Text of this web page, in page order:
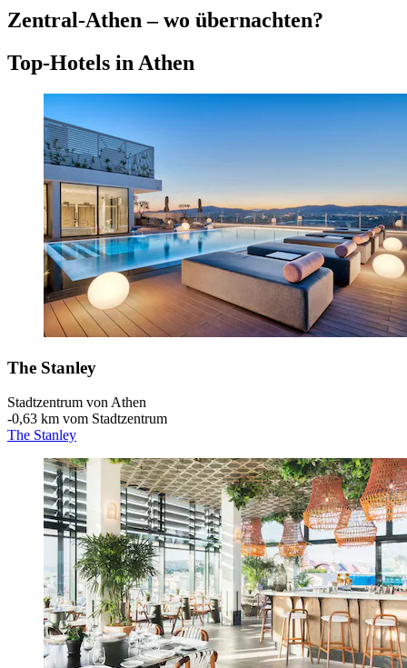
Zentral-Athen – wo übernachten?
Top-Hotels in Athen
The Stanley
Stadtzentrum von Athen
‐0,63 km vom Stadtzentrum
The Stanley